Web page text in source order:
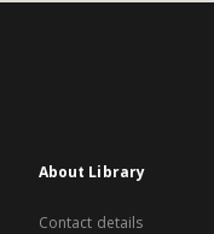
About Library
Contact details